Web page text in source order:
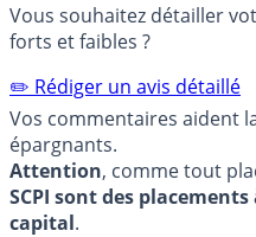
Vous souhaitez détailler
forts et faibles ?
✏️ Rédiger un avis détaillé
Vos commentaires aident
épargnants.
Attention, comme tout
SCPI sont des
capital.